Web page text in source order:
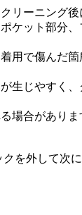
ーニング後
ケット部分
用で傷んだ
生じやすく
場合がありま
を外して次